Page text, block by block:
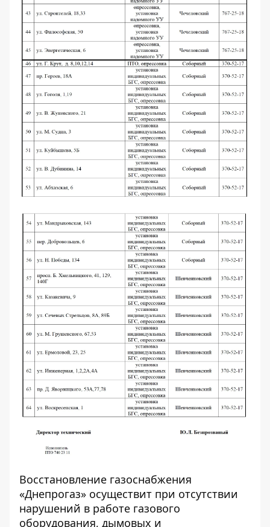
Восстановление газоснабжения
«Днепрогаз» осуществит при отсутствии
нарушений в работе газового
оборудования, дымовых и